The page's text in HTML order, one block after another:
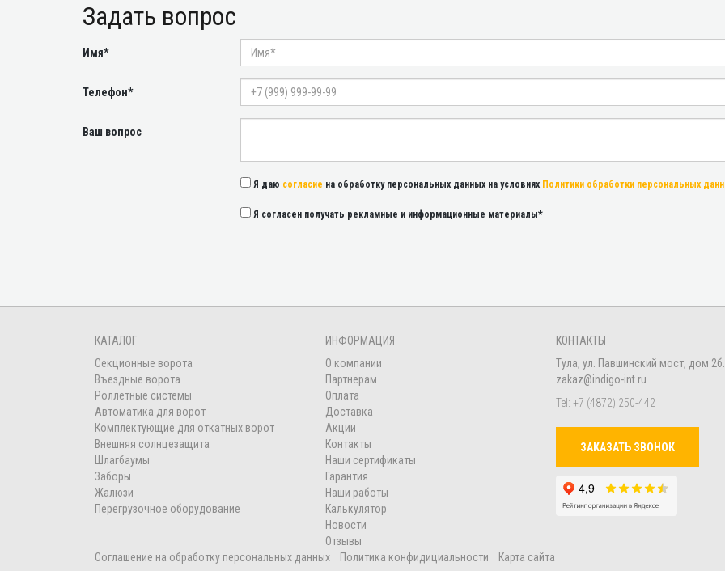
Задать вопрос
Имя*
Телефон*
Ваш вопрос
Я даю согласие на обработку персональных данных на условиях Политики обработки персональных
Я согласен получать рекламные и информационные материалы*
КАТАЛОГ
Секционные ворота
Въездные ворота
Роллетные системы
Автоматика для ворот
Комплектующие для откатных ворот
Внешняя солнцезащита
Шлагбаумы
Заборы
Жалюзи
Перегрузочное оборудование
ИНФОРМАЦИЯ
О компании
Партнерам
Оплата
Доставка
Акции
Контакты
Наши сертификаты
Гарантия
Наши работы
Калькулятор
Новости
Отзывы
КОНТАКТЫ
Тула, ул. Павшинский мост, дом 2б.
zakaz@indigo-int.ru
Tel: +7 (4872) 250-442
ЗАКАЗАТЬ ЗВОНОК
Соглашение на обработку персональных данных Политика конфидициальности Карта сайта